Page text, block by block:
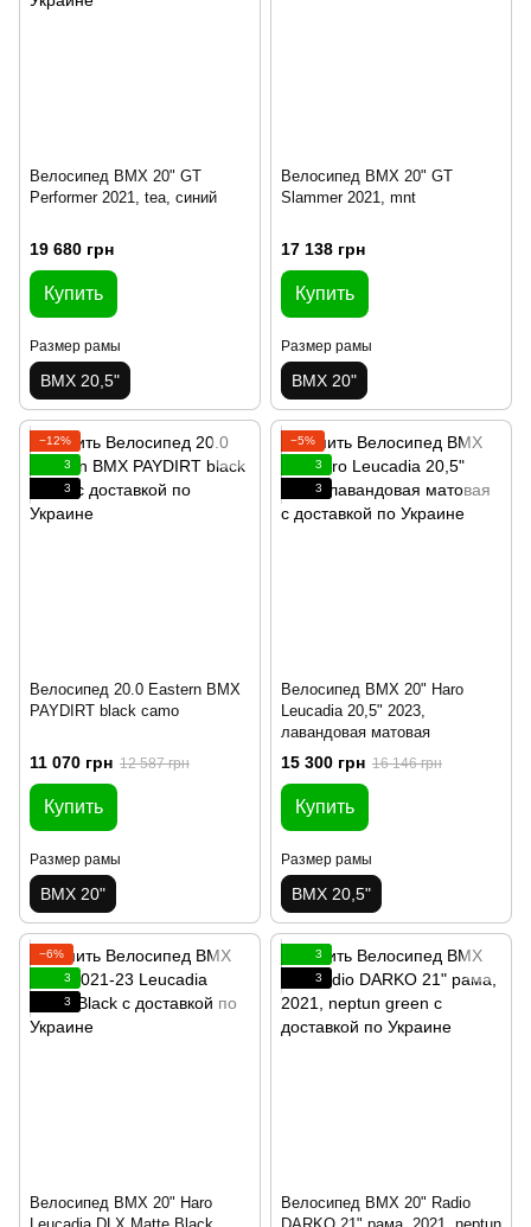
Велосипед BMX 20" GT
Performer 2021, tea, синий
19 680 грн
Купить
Размер рамы
BMX 20,5"
Велосипед BMX 20" GT
Slammer 2021, mnt
17 138 грн
Купить
Размер рамы
BMX 20"
−12%
3
3
Велосипед 20.0 Eastern BMX
PAYDIRT black camo
11 070 грн 12 587 грн
Купить
Размер рамы
BMX 20"
−5%
3
3
Велосипед BMX 20" Haro
Leucadia 20,5" 2023,
лавандовая матовая
15 300 грн 16 146 грн
Купить
Размер рамы
BMX 20,5"
−6%
3
3
Велосипед BMX 20" Haro
3
3
Велосипед BMX 20" Radio